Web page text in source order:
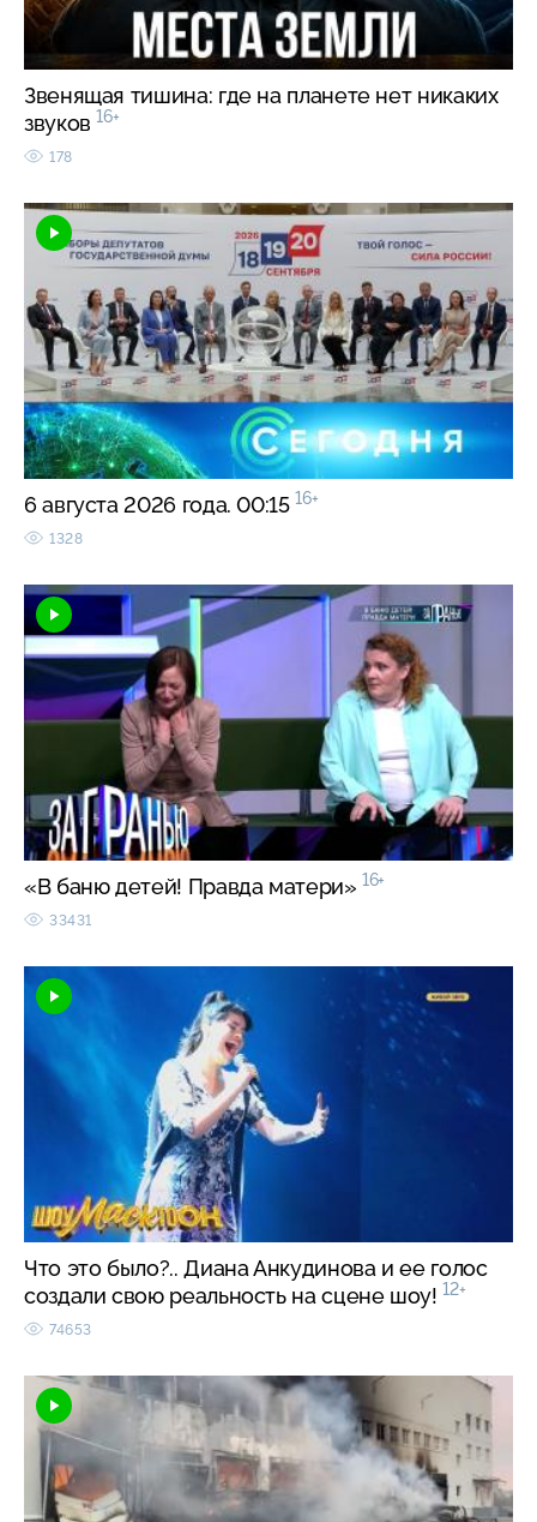
Звенящая тишина: где на планете нет никаких
звуков 16+
178
6 августа 2026 года. 00:15 16+
1328
«В баню детей! Правда матери» 16+
33431
Что это было?.. Диана Анкудинова и ее голос
создали свою реальность на сцене шоу! 12+
74653